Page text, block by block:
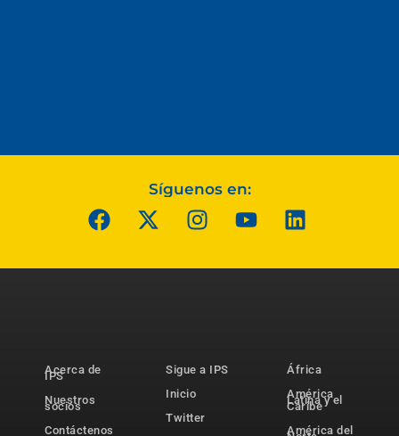
Síguenos en:
Acerca de
IPS
Nuestros
socios
Contáctenos
Sigue a IPS
Inicio
Twitter
África
América
Latina y el
Caribe
América del